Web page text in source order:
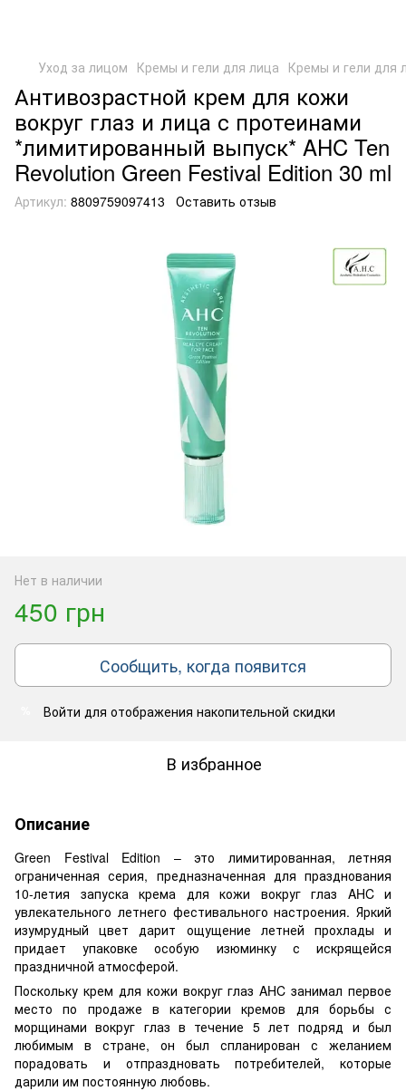
Уход за лицом Кремы и гели для лица Кремы и гели для
Антивозрастной крем для кожи
вокруг глаз и лица с протеинами
*лимитированный выпуск* AHC Ten
Revolution Green Festival Edition 30 ml
Артикул: 8809759097413 Оставить отзыв
Нет в наличии
450 грн
Сообщить, когда появится
Войти для отображения накопительной скидки
В избранное
Описание
Green Festival Edition – это лимитированная, летняя
ограниченная серия, предназначенная для празднования
10-летия запуска крема для кожи вокруг глаз AHC и
увлекательного летнего фестивального настроения. Яркий
изумрудный цвет дарит ощущение летней прохлады и
придает упаковке особую изюминку с искрящейся
праздничной атмосферой.
Поскольку крем для кожи вокруг глаз AHC занимал первое
место по продаже в категории кремов для борьбы с
морщинами вокруг глаз в течение 5 лет подряд и был
любимым в стране, он был спланирован с желанием
порадовать и отпраздновать потребителей, которые
дарили им постоянную любовь.